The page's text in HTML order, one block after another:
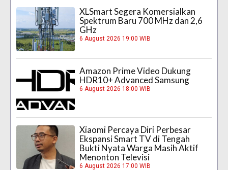
XLSmart Segera Komersialkan
Spektrum Baru 700 MHz dan 2,6
GHz
6 August 2026 19:00 WIB
Amazon Prime Video Dukung
HDR10+ Advanced Samsung
6 August 2026 18:00 WIB
Xiaomi Percaya Diri Perbesar
Ekspansi Smart TV di Tengah
Bukti Nyata Warga Masih Aktif
Menonton Televisi
6 August 2026 17:00 WIB